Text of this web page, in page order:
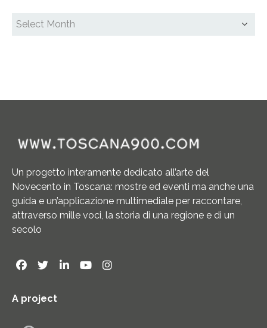
Un progetto interamente dedicato all’arte del
Novecento in Toscana: mostre ed eventi ma anche una
guida e un’applicazione multimediale per raccontare,
attraverso mille voci, la storia di una regione e di un
secolo
A project